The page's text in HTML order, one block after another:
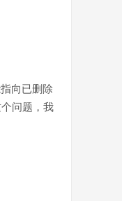
向已删除
问题，我